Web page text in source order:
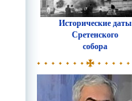
Исторические даты
Сретенского
собора